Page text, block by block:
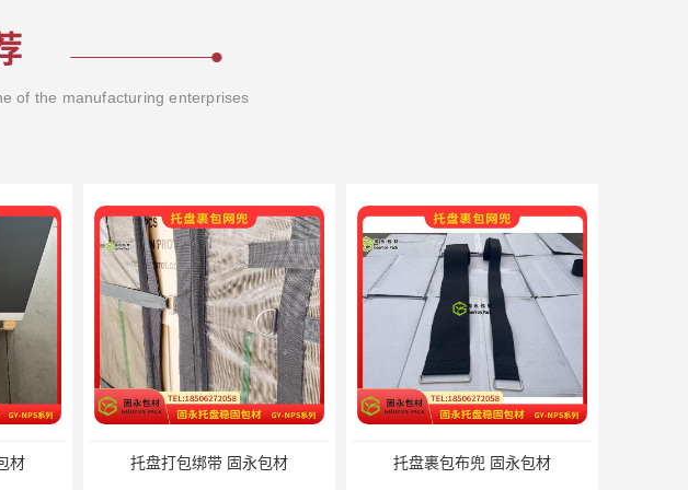
of the manufacturing enterprises
托盘打包绑带 固永包材 托盘裹包布兜 固永包材